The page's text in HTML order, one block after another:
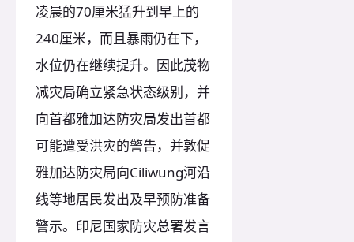
凌晨的70厘米猛升到早上的
240厘米，而且暴雨仍在下，
水位仍在继续提升。因此茂物
减灾局确立紧急状态级别，并
向首都雅加达防灾局发出首都
可能遭受洪灾的警告，并敦促
雅加达防灾局向Ciliwung河沿
线等地居民发出及早预防准备
警示。印尼国家防灾总署发言